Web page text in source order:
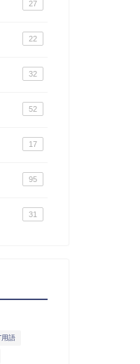
27
22
32
52
17
95
31
用語